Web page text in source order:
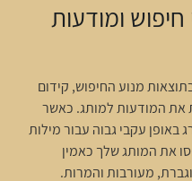
ומודעות
מנוע החיפוש, קידום
את המודעות למותג. כאשר
עקבי גבוה עבור מילות
את המותג שלך כאמין
מעורבות והמרות.